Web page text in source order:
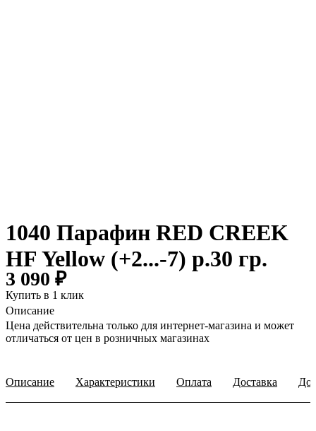
1040 Парафин RED CREEK
HF Yellow (+2...-7) р.30 гр.
3 090 ₽
Купить в 1 клик
Описание
Цена действительна только для интернет-магазина и может
отличаться от цен в розничных магазинах
Описание Характеристики Оплата Доставка